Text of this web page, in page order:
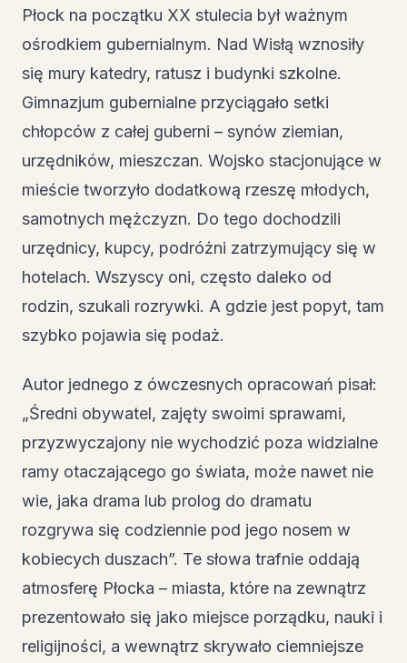
Płock na początku XX stulecia był ważnym
ośrodkiem gubernialnym. Nad Wisłą wznosiły
się mury katedry, ratusz i budynki szkolne.
Gimnazjum gubernialne przyciągało setki
chłopców z całej guberni – synów ziemian,
urzędników, mieszczan. Wojsko stacjonujące w
mieście tworzyło dodatkową rzeszę młodych,
samotnych mężczyzn. Do tego dochodzili
urzędnicy, kupcy, podróżni zatrzymujący się w
hotelach. Wszyscy oni, często daleko od
rodzin, szukali rozrywki. A gdzie jest popyt, tam
szybko pojawia się podaż.
Autor jednego z ówczesnych opracowań pisał:
„Średni obywatel, zajęty swoimi sprawami,
przyzwyczajony nie wychodzić poza widzialne
ramy otaczającego go świata, może nawet nie
wie, jaka drama lub prolog do dramatu
rozgrywa się codziennie pod jego nosem w
kobiecych duszach”. Te słowa trafnie oddają
atmosferę Płocka – miasta, które na zewnątrz
prezentowało się jako miejsce porządku, nauki i
religijności, a wewnątrz skrywało ciemniejsze